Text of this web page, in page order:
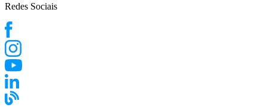
Redes Sociais